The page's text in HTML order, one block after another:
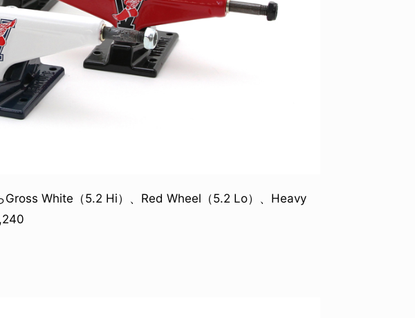
JR.
Gross White（5.2 Hi）、Red Wheel（5.2 Lo）、Heavy